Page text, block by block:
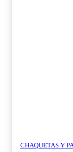
CHAQUETAS Y